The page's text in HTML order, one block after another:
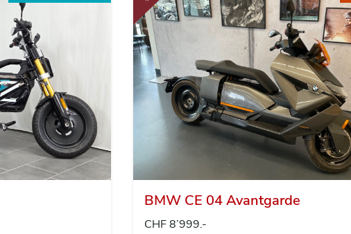
BMW CE 04 Avantgarde
CHF 8’999.-